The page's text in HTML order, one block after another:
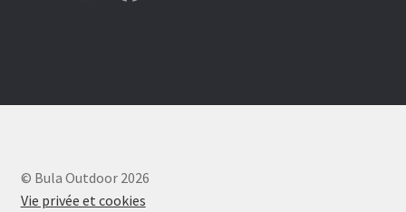
© Bula Outdoor 2026
Vie privée et cookies